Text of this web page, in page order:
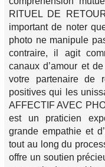
RITUEL DE
important de noter
photo ne manipule
contraire, il agit
canaux d’amour et
votre partenaire de
positives qui les
AFFECTIF AVEC
est un praticien
grande empathie et
tout au long du
offre un soutien